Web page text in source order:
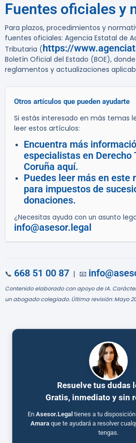
Fuentes oficiales y
Para plazos, procedimientos y
fuentes oficiales: Agencia Estatal de
Tributaria (https://
Boletín Oficial del Estado (BOE),
reglamentos y actualizaciones
Otros artículos que pueden ayudarte
Si estás interesado en más temas
leer estos artículos:
Encuentra más
especialistas en Derecho
Coruña aquí.
Puedes leer más en este
para impuestos de
donaciones.
¿Necesitas ayuda con un asunto
info@asesor.legal
📞 668 51 00 87 | 📧
Contenido elaborado con apoyo de IA.
un abogado colegiado. Última revisión: Mayo
Resuelve tus dudas
Gratis, inmediato y sin
En Asesor.Legal tienes a tu
Amaraque te ayudará a resolver
tengas.